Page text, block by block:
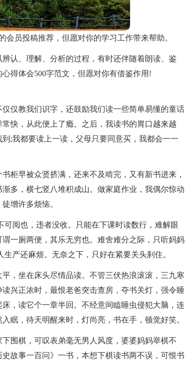
员投稿推荐，但愿对你的学习工作带来帮助。
认、理解、分析的过程，有时还伴随着朗读、鉴
得体会500字范文，但愿对你有借鉴作用!
仅教我们识字，还鼓励我们读一些简单易懂的童话
快，从此便上了瘾。之后，我读书的胃口越来越
;我都要读上一读，父母只要同意买，我都会一一
柜早被众贤挤满，还来不及啃完，又有新书进来，
多，横七竖八堆积成山。做家庭作业，我偶尔惊动
增许多烦恼。
阅也，违者没收。只能在下课时读数行，难解眼
一厕两便，其乐无穷也。难舍难分之际，只听妈妈
产还麻烦。无奈之下，只好在紧要关头刹住。
，坐在床头尽情品读。不管三伏热浪滚滚，三九寒
兴正浓时，最恨老爸突击查房，夺书关灯，强令睡
，读它个一章半回。不经意间瞌睡虫侵犯大脑，连
眠，待天明醒来时，灯尚亮，书在手，顿觉好笑。
围棋，可叹表弟毫无男人风度，婆婆妈妈举棋不
故事一百问》一书，本想下棋读书两不误，可恨书